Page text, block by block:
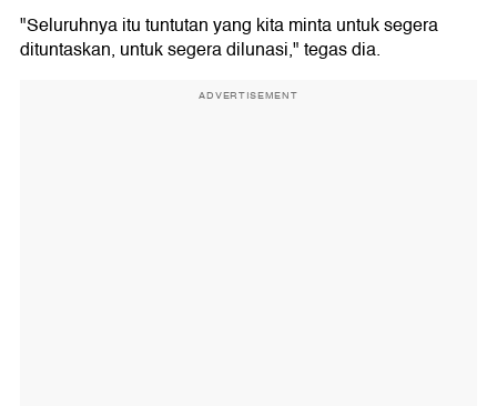
"Seluruhnya itu tuntutan yang kita minta untuk segera
dituntaskan, untuk segera dilunasi," tegas dia.
ADVERTISEMENT